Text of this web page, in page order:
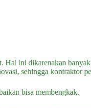
Hal ini dikarenakan
sehingga kontraktor
bisa membengkak.